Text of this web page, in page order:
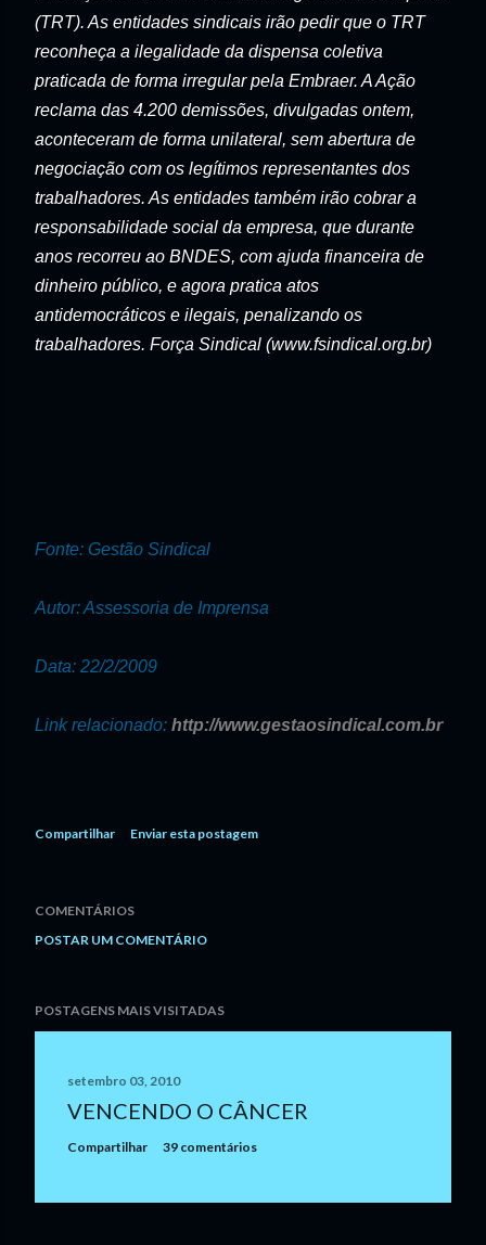
(TRT). As entidades sindicais irão pedir que o TRT
reconheça a ilegalidade da dispensa coletiva
praticada de forma irregular pela Embraer. A Ação
reclama das 4.200 demissões, divulgadas ontem,
aconteceram de forma unilateral, sem abertura de
negociação com os legítimos representantes dos
trabalhadores. As entidades também irão cobrar a
responsabilidade social da empresa, que durante
anos recorreu ao BNDES, com ajuda financeira de
dinheiro público, e agora pratica atos
antidemocráticos e ilegais, penalizando os
trabalhadores. Força Sindical (www.fsindical.org.br)
Fonte: Gestão Sindical
Autor: Assessoria de Imprensa
Data: 22/2/2009
Link relacionado: http://www.gestaosindical.com.br
Compartilhar Enviar esta postagem
COMENTÁRIOS
POSTAR UM COMENTÁRIO
POSTAGENS MAIS VISITADAS
setembro 03, 2010
VENCENDO O CÂNCER
Compartilhar 39 comentários